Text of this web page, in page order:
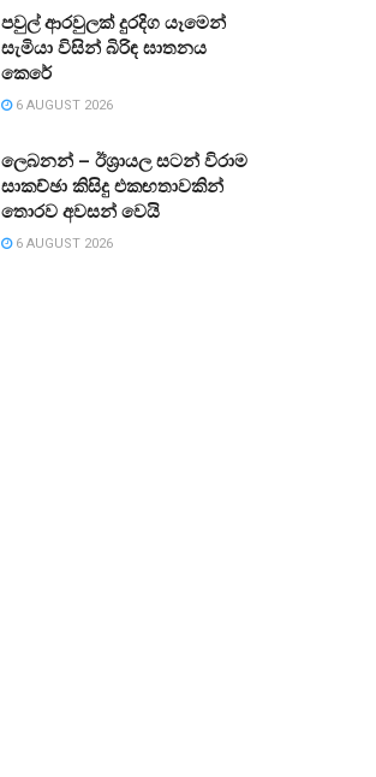
පවුල් ආරවුලක් දුරදිග යෑමෙන්
සැමියා විසින් බිරිඳ ඝාතනය
කෙරේ
6 AUGUST 2026
ලෙබනන් – ඊශ්‍රායල සටන් විරාම
සාකච්ඡා කිසිදු එකඟතාවකින්
තොරව අවසන් වෙයි
6 AUGUST 2026